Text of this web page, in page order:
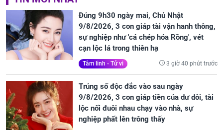
Đúng 9h30 ngày mai, Chủ Nhật
9/8/2026, 3 con giáp tài vận hanh thông,
sự nghiệp như 'cá chép hóa Rồng', vét
cạn lộc lá trong thiên hạ
Tâm linh - Tử vi 3 giờ 40 phút trước
Trúng số độc đắc vào sau ngày
9/8/2026, 3 con giáp tiền của dư dôi, tài
lộc nối đuôi nhau chạy vào nhà, sự
nghiệp phất lên trông thấy